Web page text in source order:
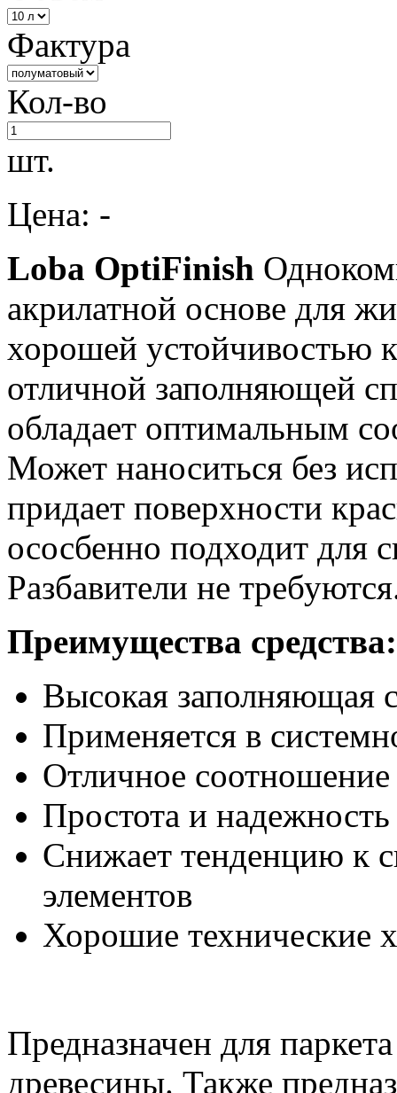
Фактура
Кол-во
шт.
Цена: -
Loba OptiFinish
акрилатной основе для
хорошей устойчивостью
отличной заполняющей
обладает оптимальным
Может наноситься без
придает поверхности
ососбенно подходит для
Разбавители не
Преимущества средства:
Высокая заполняющая
Применяется в
Отличное соотношение
Простота и надежность
Снижает тенденцию к
элементов
Хорошие технические
Предназначен для
древесины. Также